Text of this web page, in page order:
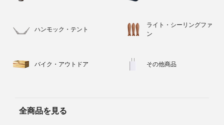
ハンモック・テント
ライト・シーリングファ
ン
バイク・アウトドア その他商品
全商品を見る